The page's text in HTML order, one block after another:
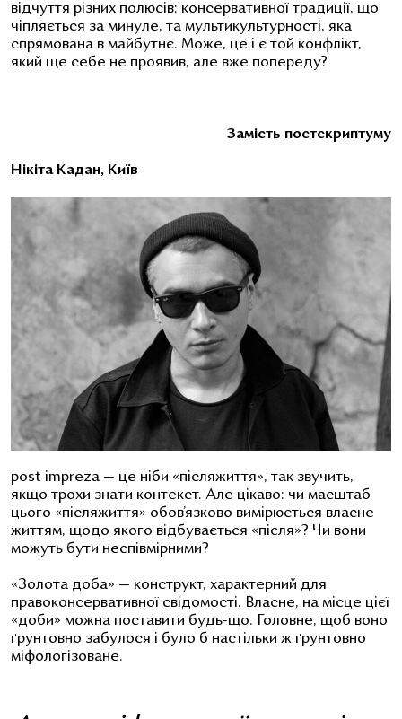
відчуття різних полюсів: консервативної традиції, що
чіпляється за минуле, та мультикультурності, яка
спрямована в майбутнє. Може, це і є той конфлікт,
який ще себе не проявив, але вже попереду?
Замість постскриптуму
Нікіта Кадан, Київ
post impreza — це ніби «післяжиття», так звучить,
якщо трохи знати контекст. Але цікаво: чи масштаб
цього «післяжиття» обов’язково вимірюється власне
життям, щодо якого відбувається «після»? Чи вони
можуть бути неспівмірними?
«Золота доба» — конструкт, характерний для
правоконсервативної свідомості. Власне, на місце цієї
«доби» можна поставити будь-що. Головне, щоб воно
ґрунтовно забулося і було б настільки ж ґрунтовно
міфологізоване.